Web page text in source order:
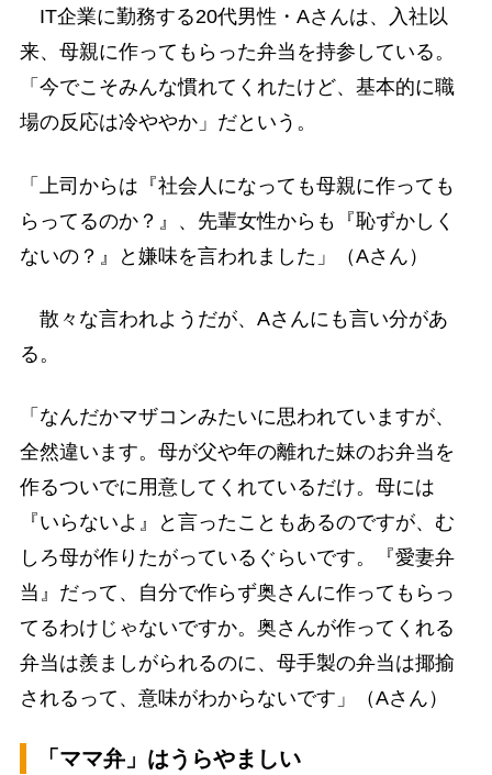
IT企業に勤務する20代男性・Aさんは、入社以
来、母親に作ってもらった弁当を持参している。
「今でこそみんな慣れてくれたけど、基本的に職
場の反応は冷ややか」だという。
「上司からは『社会人になっても母親に作っても
らってるのか？』、先輩女性からも『恥ずかしく
ないの？』と嫌味を言われました」（Aさん）
散々な言われようだが、Aさんにも言い分があ
る。
「なんだかマザコンみたいに思われていますが、
全然違います。母が父や年の離れた妹のお弁当を
作るついでに用意してくれているだけ。母には
『いらないよ』と言ったこともあるのですが、む
しろ母が作りたがっているぐらいです。『愛妻弁
当』だって、自分で作らず奥さんに作ってもらっ
てるわけじゃないですか。奥さんが作ってくれる
弁当は羨ましがられるのに、母手製の弁当は揶揄
されるって、意味がわからないです」（Aさん）
「ママ弁」はうらやましい